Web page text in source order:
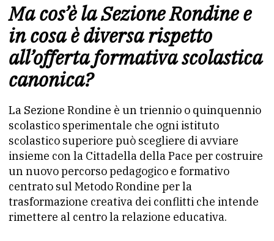
Ma cos’è la Sezione Rondine e
in cosa è diversa rispetto
all’offerta formativa scolastica
canonica?
La Sezione Rondine è un triennio o quinquennio
scolastico sperimentale che ogni istituto
scolastico superiore può scegliere di avviare
insieme con la Cittadella della Pace per costruire
un nuovo percorso pedagogico e formativo
centrato sul Metodo Rondine per la
trasformazione creativa dei conflitti che intende
rimettere al centro la relazione educativa.